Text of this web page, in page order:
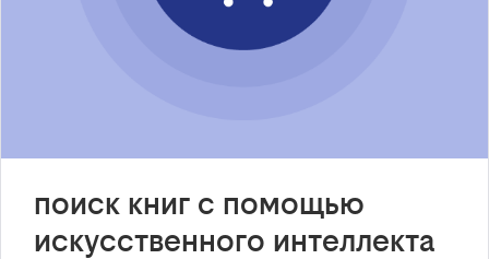
поиск книг с помощью
искусственного интеллекта